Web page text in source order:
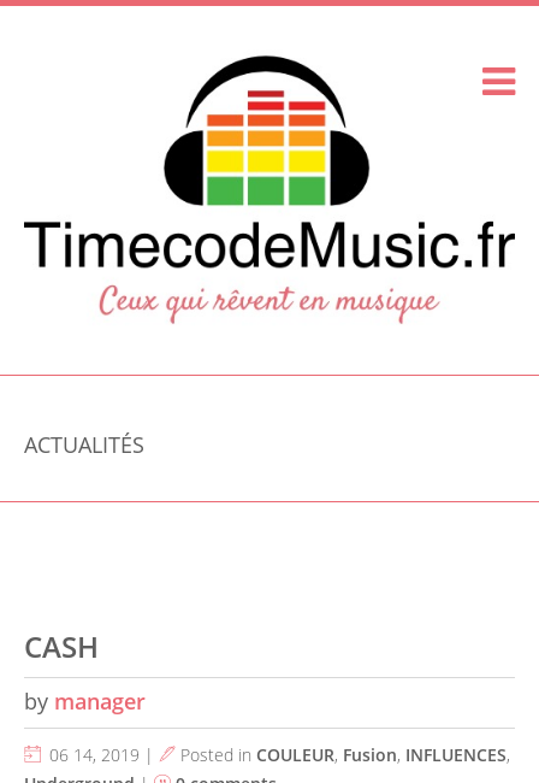
ACTUALITÉS
CASH
by manager
06 14, 2019 | Posted in COULEUR, Fusion, INFLUENCES,